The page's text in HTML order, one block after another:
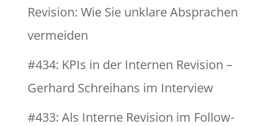
Revision: Wie Sie unklare Absprachen
vermeiden
#434: KPIs in der Internen Revision –
Gerhard Schreihans im Interview
#433: Als Interne Revision im Follow-